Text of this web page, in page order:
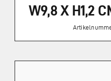
W9,8 X H1,2